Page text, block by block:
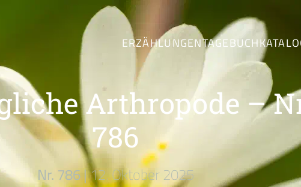
ERZÄHLUNGENTAGEBUCH
Arthropode –
786
Nr. 786 |12. Oktober 2025